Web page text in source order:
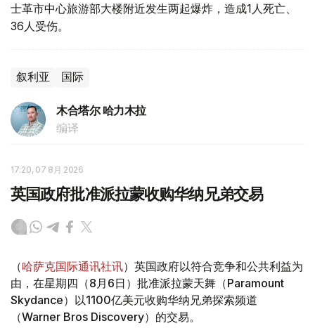
士革市中心旅游部大楼附近发生两起爆炸，造成1人死亡、
36人受伤。
叙利亚 国际
木合塔尔 哈力木拉
编译
17:20, 07 8月 2026
英国政府批准派拉蒙收购华纳兄弟交易
（哈萨克国际通讯社讯）英国政府以符合竞争和公共利益为
由，在星期四（8月6日）批准派拉蒙天舞（Paramount
Skydance）以1100亿美元收购华纳兄弟探索频道
（Warner Bros Discovery）的交易。